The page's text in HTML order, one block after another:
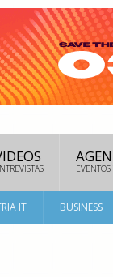
EVENTOS
IT BUSINESS